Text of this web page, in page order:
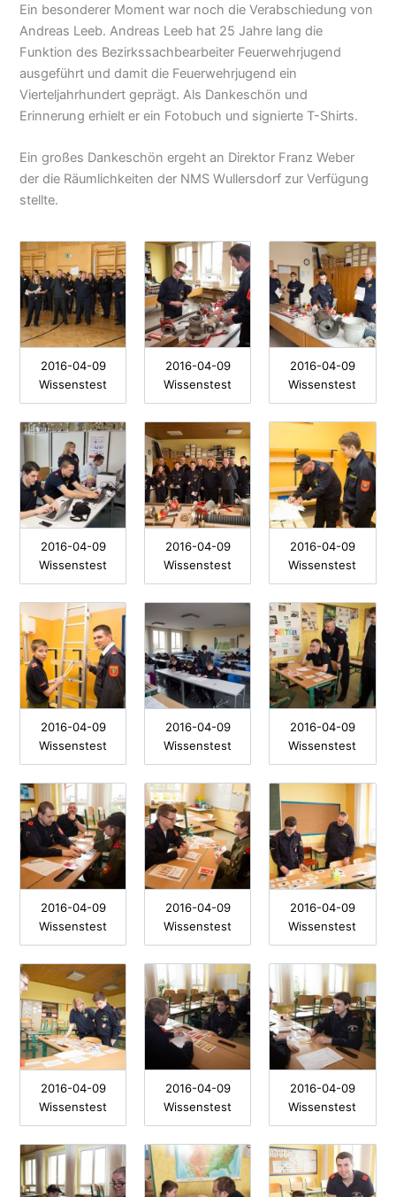
Ein besonderer Moment war noch die Verabschiedung von
Andreas Leeb. Andreas Leeb hat 25 Jahre lang die
Funktion des Bezirkssachbearbeiter Feuerwehrjugend
ausgeführt und damit die Feuerwehrjugend ein
Vierteljahrhundert geprägt. Als Dankeschön und
Erinnerung erhielt er ein Fotobuch und signierte T-Shirts.
Ein großes Dankeschön ergeht an Direktor Franz Weber
der die Räumlichkeiten der NMS Wullersdorf zur Verfügung
stellte.
2016-04-09
Wissenstest
2016-04-09
Wissenstest
2016-04-09
Wissenstest
2016-04-09
Wissenstest
2016-04-09
Wissenstest
2016-04-09
Wissenstest
2016-04-09
Wissenstest
2016-04-09
Wissenstest
2016-04-09
Wissenstest
2016-04-09
Wissenstest
2016-04-09
Wissenstest
2016-04-09
Wissenstest
2016-04-09
Wissenstest
2016-04-09
Wissenstest
2016-04-09
Wissenstest